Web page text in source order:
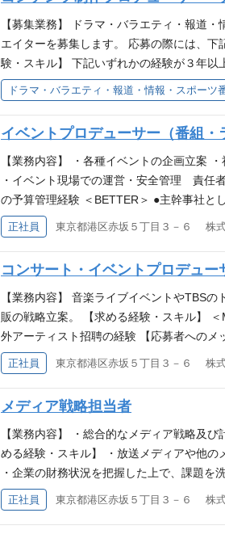
上がキャリア採用の社員で、海外での生活
経験をお持ちの方からのエントリーをお待
【募集業務】 ドラマ・バラエティ・報道
エイターを募集します。 応募の際には、
験・スキル】 下記いずれかの経験が３年
道記者 【選考の流れ】 【応募する】ボタ
方にのみ、ご連絡を差し上げます。 【応募
トリーをお待ちしております！
ドラマ・バラエティ・報道・情報・スポーツ
イベントプロデューサー（番組・
【業務内容】 ・各種イベントの企画立案
・イベント現場での運営・安全管理 責任
の予算管理経験 ＜BETTER＞ ●主幹事社と
戦略EDGE（＝Expand Digital Global
らこそできる！ 「ラヴィット！ロック」や
めくときを。」届けながら、ビジネス面で
ーサーとして、そのどちらも追求してい
各音楽業界とのコネクションを活かし、海
イントとして、「最高の時を」体験しても
顔と万雷の拍手が、この仕事の醍醐味です！
正社員 東京都港区赤坂５丁目３－６ 株
コンサート・イベントプロデュー
【業務内容】 音楽ライブイベントやTBS
販の戦略立案。 【求める経験・スキル】
外アーティスト招聘の経験 【応募者への
が掲げる拡張戦略EDGE（＝Expand Digital
演中の舞台『ハリー・ポッターと呪いの子
のグローバルな展開をこれから益々拡大し
事業部・映画事業部・コンテンツビジネ
ティやドラマ・情報番組出身の部員も数多
有し、テレビというメディアを存分に活
正社員 東京都港区赤坂５丁目３－６ 株
メディア戦略担当者
【業務内容】 ・総合的なメディア戦略
める経験・スキル】 ・放送メディアや他の
・企業の財務状況を把握した上で、課題
クグラウンドを持つ人々との円滑な意思疎
化や業務プロセスに柔軟に対応し、積極的
正社員 東京都港区赤坂５丁目３－６ 株